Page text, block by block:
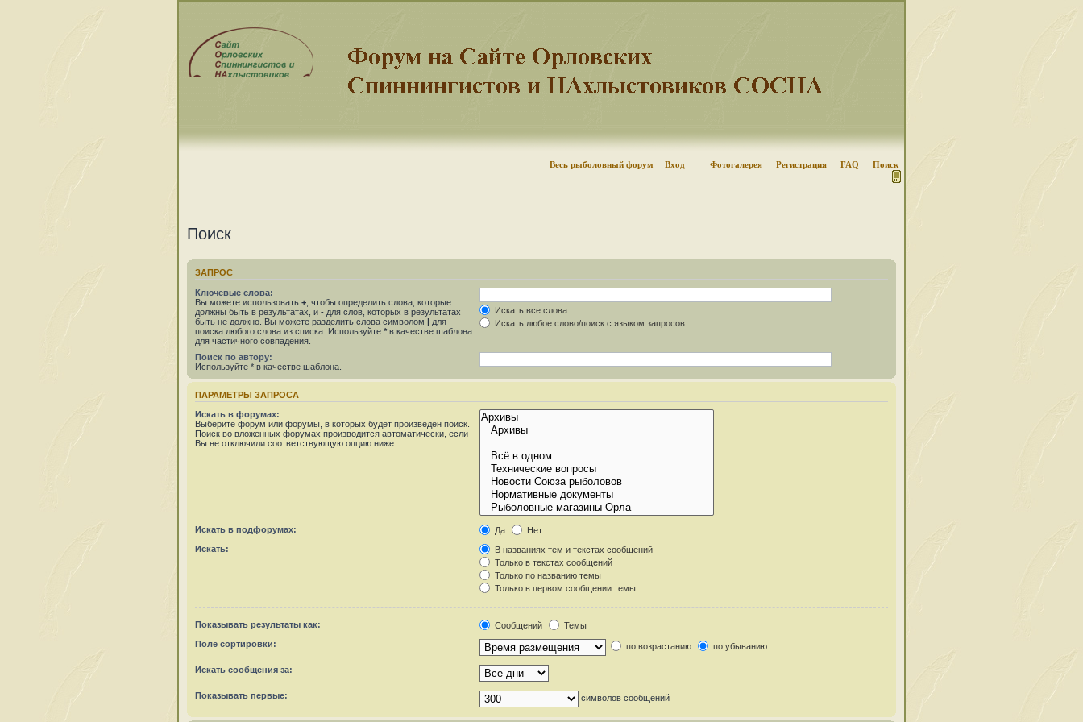
Весь рыболовный форум Вход Фотогалерея Регистрация FAQ Поиск
Поиск
ЗАПРОС
Ключевые слова:
Вы можете использовать + , чтобы определить слова, которые
должны быть в результатах, и - для слов, которых в результатах
быть не должно. Вы можете разделить слова символом | для
поиска любого слова из списка. Используйте * в качестве шаблона
для частичного совпадения.
Искать все слова
Искать любое слово/поиск с языком запросов
Поиск по автору:
Используйте * в качестве шаблона.
ПАРАМЕТРЫ ЗАПРОСА
Искать в форумах:
Выберите форум или форумы, в которых будет произведен поиск.
Поиск во вложенных форумах производится автоматически, если
Вы не отключили соответствующую опцию ниже.
Искать в подфорумах: Да
Нет
Искать:
В названиях тем и текстах сообщений
Только в текстах сообщений
Только по названию темы
Только в первом сообщении темы
Показывать результаты как: Сообщений
Темы
Поле сортировки:
по возрастанию по убыванию
Искать сообщения за:
Показывать первые: символов сообщений